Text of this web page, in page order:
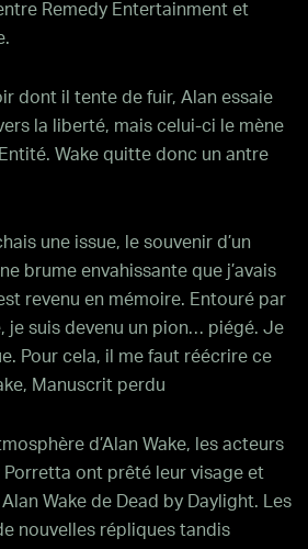
Remedy Entertainment et
dont il tente de fuir, Alan essaie
la liberté, mais celui-ci le mène
Wake quitte donc un antre
une issue, le souvenir d’un
brume envahissante que j’avais
revenu en mémoire. Entouré par
je suis devenu un pion… piégé. Je
Pour cela, il me faut réécrire ce
Manuscrit perdu
d’Alan Wake, les acteurs
Porretta ont prêté leur visage et
Wake de Dead by Daylight. Les
nouvelles répliques tandis